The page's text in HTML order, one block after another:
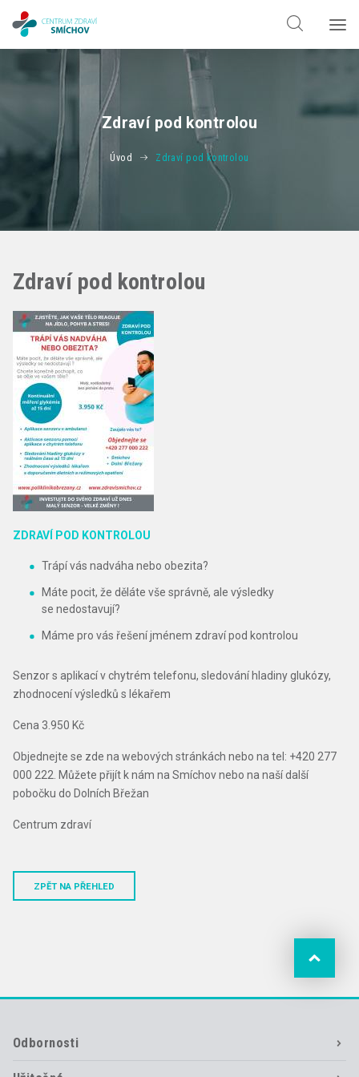
Zdraví pod kontrolou
Úvod Zdraví pod kontrolou
Zdraví pod kontrolou
ZDRAVÍ POD KONTROLOU
Trápí vás nadváha nebo obezita?
Máte pocit, že děláte vše správně, ale výsledky
se nedostavují?
Máme pro vás řešení jménem zdraví pod kontrolou
Senzor s aplikací v chytrém telefonu, sledování hladiny glukózy,
zhodnocení výsledků s lékařem
Cena 3.950 Kč
Objednejte se zde na webových stránkách nebo na tel: +420 277
000 222. Můžete přijít k nám na Smíchov nebo na naší další
pobočku do Dolních Břežan
Centrum zdraví
ZPĚT NA PŘEHLED
Odbornosti